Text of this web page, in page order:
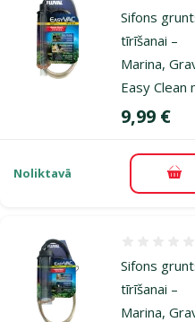
Sifons
tīrīšanai –
Marina,
Easy Clean
Cena
9,99 €
Noliktavā
Sifons
tīrīšanai –
Marina,